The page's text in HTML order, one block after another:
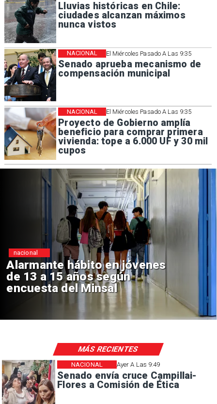
Lluvias históricas en Chile:
ciudades alcanzan máximos
nunca vistos
El Miércoles Pasado A Las 9:35
Senado aprueba mecanismo de
compensación municipal
NACIONAL
El Miércoles Pasado A Las 9:35
Proyecto de Gobierno amplía
beneficio para comprar primera
vivienda: tope a 6.000 UF y 30 mil
cupos
NACIONAL
Aprueban creación del
Sebastián Piñera con
de $4 mil millones
Regiones
Ayer A Las 9:49
Senado envía cruce Campillai-
Flores a Comisión de Ética
NACIONAL
MÁS RECIENTES